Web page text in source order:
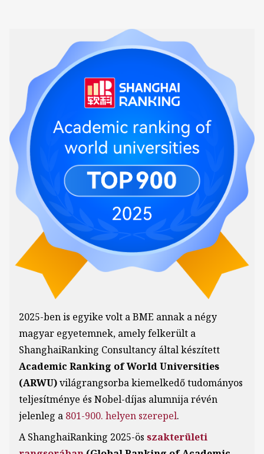
2025-ben is egyike volt a BME annak a négy
magyar egyetemnek, amely felkerült a
ShanghaiRanking Consultancy által készített
Academic Ranking of World Universities
(ARWU)világrangsorba kiemelkedő tudományos
teljesítménye és Nobel-díjas alumnija révén
jelenleg a 801-900. helyen szerepel.
A ShanghaiRanking 2025-ös szakterületi